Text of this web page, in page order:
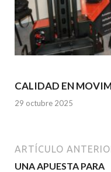
CALIDAD EN
29 octubre 2025
ARTÍCULO
UNA APUESTA PARA